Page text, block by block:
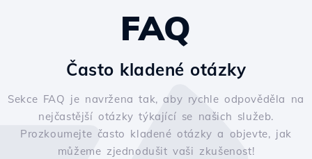
FAQ
Často kladené otázky
Sekce FAQ je navržena tak, aby rychle odpověděla na
nejčastější otázky týkající se našich služeb.
Prozkoumejte často kladené otázky a objevte, jak
můžeme zjednodušit vaši zkušenost!